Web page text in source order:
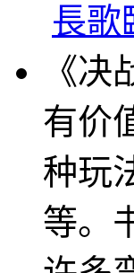
長歌
《
有价
种玩
等。